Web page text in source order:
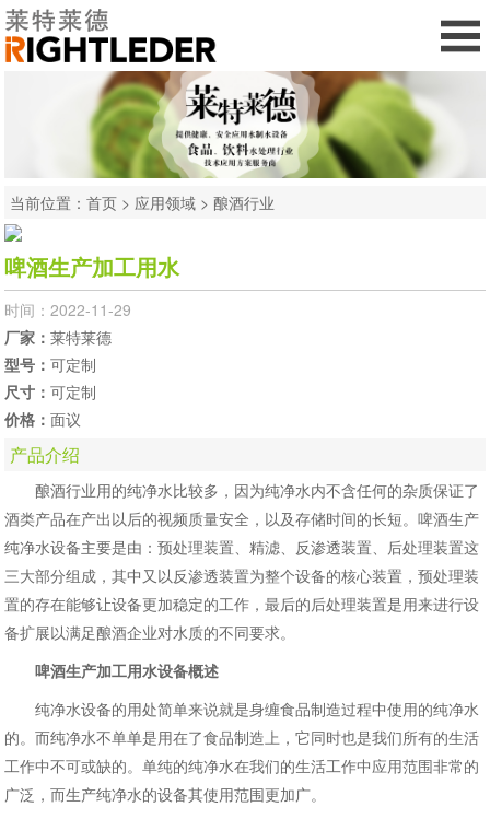
当前位置： 首页> 应用领域> 酿酒行业
啤酒生产加工用水
时间：2022-11-29
厂家：莱特莱德
型号：可定制
尺寸：可定制
价格：面议
产品介绍
酿酒行业用的纯净水比较多，因为纯净水内不含任何的杂质保证了
酒类产品在产出以后的视频质量安全，以及存储时间的长短。啤酒生产
纯净水设备主要是由：预处理装置、精滤、反渗透装置、后处理装置这
三大部分组成，其中又以反渗透装置为整个设备的核心装置，预处理装
置的存在能够让设备更加稳定的工作，最后的后处理装置是用来进行设
备扩展以满足酿酒企业对水质的不同要求。
啤酒生产加工用水设备概述
纯净水设备的用处简单来说就是身缠食品制造过程中使用的纯净水
的。而纯净水不单单是用在了食品制造上，它同时也是我们所有的生活
工作中不可或缺的。单纯的纯净水在我们的生活工作中应用范围非常的
广泛，而生产纯净水的设备其使用范围更加广。